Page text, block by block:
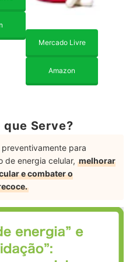
Mercado Livre
Amazon
que Serve?
para
de energia celular, melhorar
e combater o